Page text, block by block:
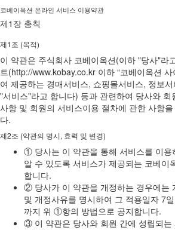
코베이옥션 온라인 서비스 이용약관
제1장 총칙
제1조 (목적)
이 약관은 주식회사 코베이옥션(이하 "당사"라
트(http://www.kobay.co.kr 이하 “코베이옥션
여 제공하는 경매서비스, 쇼핑몰서비스, 정보
"서비스"라고 합니다) 등과 관련하여 당사와 회
사항 및 회원의 서비스이용 절차에 관한 사항
다.
제2조 (약관의 명시, 효력 및 변경)
① 당사는 이 약관을 통해 서비스를 이용
알 수 있도록 서비스가 제공되는 코베이
합니다.
② 당사가 이 약관을 개정하는 경우에는
및 개정사유를 명시하여 그 적용일자 7
까지 위 ①항의 방법으로 공지합니다.
③ 이 약관은 당사와 회원 간에 성립되는